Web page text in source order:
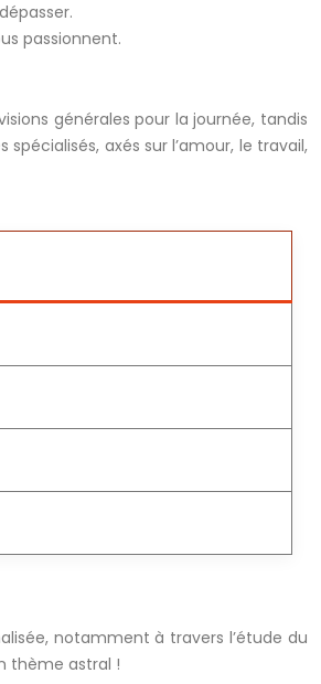
passionnent.
générales pour la journée, tandis
axés sur l’amour, le travail,
notamment à travers l’étude du
thème astral !